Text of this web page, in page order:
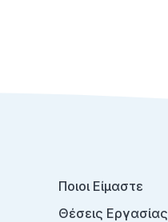
Ποιοι Είμαστε
Θέσεις Εργασίας